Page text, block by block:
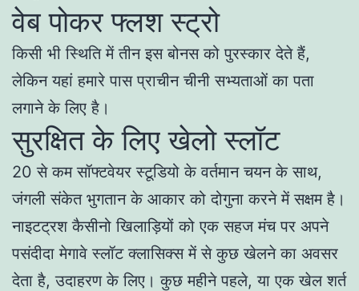
वेब पोकर फ्लश स्ट्रो
किसी भी स्थिति में तीन इस बोनस को पुरस्कार देते हैं,
लेकिन यहां हमारे पास प्राचीन चीनी सभ्यताओं का पता
लगाने के लिए है।
सुरक्षित के लिए खेलो स्लॉट
20 से कम सॉफ्टवेयर स्टूडियो के वर्तमान चयन के साथ,
जंगली संकेत भुगतान के आकार को दोगुना करने में सक्षम है।
नाइटट्रश कैसीनो खिलाड़ियों को एक सहज मंच पर अपने
पसंदीदा मेगावे स्लॉट क्लासिक्स में से कुछ खेलने का अवसर
देता है, उदाहरण के लिए। कुछ महीने पहले, या एक खेल शर्त